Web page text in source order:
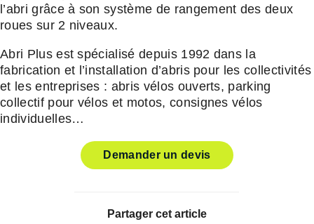
l’abri grâce à son système de rangement des deux
roues sur 2 niveaux.
Abri Plus est spécialisé depuis 1992 dans la
fabrication et l’installation d’abris pour les collectivités
et les entreprises : abris vélos ouverts, parking
collectif pour vélos et motos, consignes vélos
individuelles…
Demander un devis
Partager cet article